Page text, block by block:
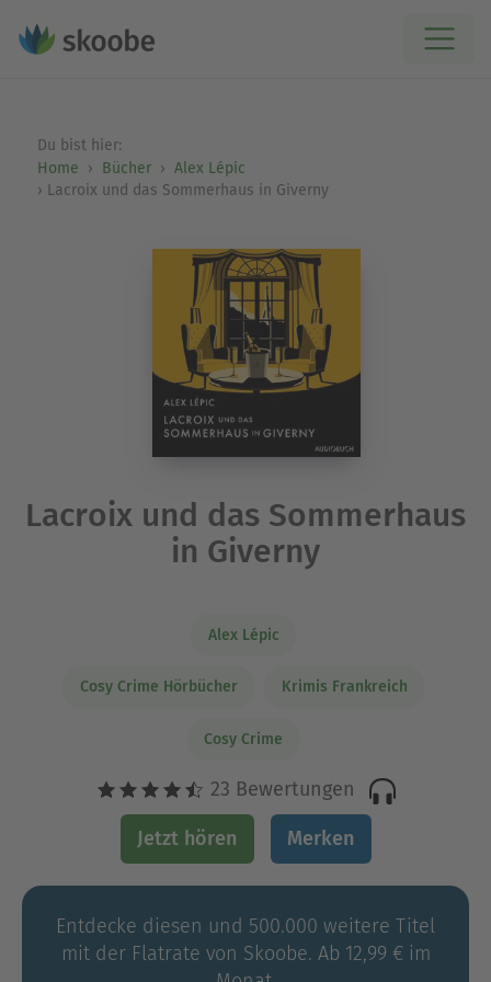
Du bist hier:
Home
Bücher
Alex Lépic
Lacroix und das Sommerhaus in Giverny
Lacroix und das Sommerhaus
in Giverny
Alex Lépic
Cosy Crime Hörbücher Krimis Frankreich
Cosy Crime
23 Bewertungen
Jetzt hören Merken
Entdecke diesen und 500.000 weitere Titel
mit der Flatrate von Skoobe. Ab 12,99 € im